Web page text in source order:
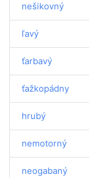
nešikovný
ľavý
ťarbavý
ťažkopádny
hrubý
nemotorný
neogabaný